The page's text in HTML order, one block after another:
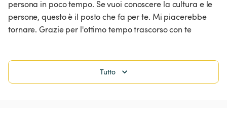
persona in poco tempo. Se vuoi conoscere la cultura e le
persone, questo è il posto che fa per te. Mi piacerebbe
tornare. Grazie per l'ottimo tempo trascorso con te
Tutto